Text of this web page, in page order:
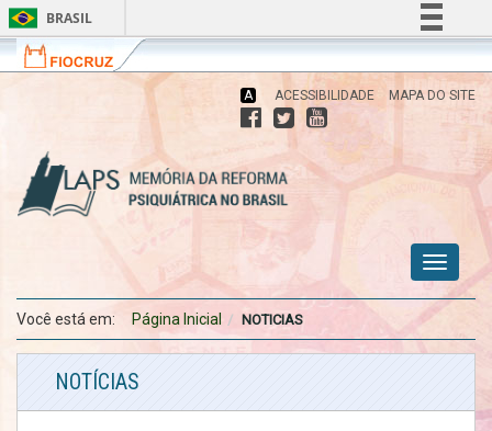
BRASIL
Simplifique!
Comunica BR
Participe
Acesso à informação
Legislação
Fiocruz
Fale
com
a
A ACESSIBILIDADE MAPA DO SITE
Memória da Reforma Psiquiátrica no
Brasil
Toggle
menu
celular
menu
celular
menu
celular
Você está em:
Página Inicial NOTICIAS
NOTÍCIAS